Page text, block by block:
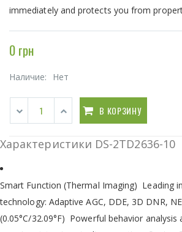
immediately and protects you from
0 грн
Наличие: Нет
В КОРЗИНУ
Характеристики DS-2TD2636-10
Smart Function (Thermal Imaging) Leading
technology: Adaptive AGC, DDE, 3D DNR,
(0.05°C/32.09°F) Powerful behavior analysis